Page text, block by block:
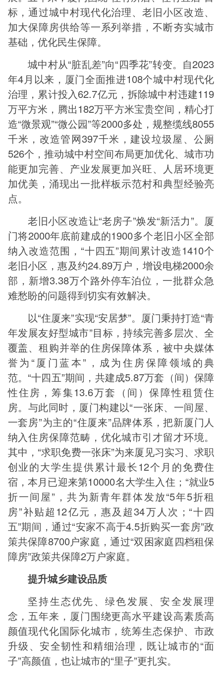
标，通过城中村现代化治理、老旧小区改造、
加大保障房供给等一系列举措，不断夯实城市
基础，优化民生保障。
城中村从“脏乱差”向“四季花”转变。自2023
年4月以来，厦门全面推进108个城中村现代化
治理，累计投入62.7亿元，拆除城中村违建119
万平方米，腾出182万平方米宝贵空间，精心打
造“微景观”“微公园”等2000多处，规整缆线8055
千米，改造管网397千米，建设垃圾屋、公厕
526个，推动城中村空间布局更加优化、城市功
能更加完善、产业发展更加兴旺、人居环境更
加优美，涌现出一批样板示范村和典型经验亮
点。
老旧小区改造让“老房子”焕发“新活力”。厦
门将2000年底前建成的1900多个老旧小区全部
纳入改造范围，“十四五”期间累计改造1410个
老旧小区，惠及约24.89万户，增设电梯2000余
部，新增3.38万个路外停车泊位，一批群众急
难愁盼的问题得到切实有效解决。
以“住厦来”实现“安居梦”。厦门秉持打造“青
年发展友好型城市”目标，持续完善多层次、全
覆盖、租购并举的住房保障体系，被中央媒体
誉为“厦门蓝本”，成为住房保障领域的典
范。“十四五”期间，共建成5.87万套（间）保障
性住房，筹集13.6万套（间）保障性租赁住
房。与此同时，厦门构建以“一张床、一间屋、
一套房”为主的“住厦来”品牌体系，把新厦门人
纳入住房保障范畴，优化城市引才留才环境。
其中，“求职免费一张床”为来厦见习实习、求职
创业的大学生提供累计最长12个月的免费住
宿，本月已迎来第10000名大学生入住；“就业5
折一间屋”，共为新青年群体发放“5年5折租
房”补贴超12亿元，惠及超34万人次；“十四
五”期间，通过“安家不高于4.5折购买一套房”政
策共保障8700户家庭，通过“双困家庭四档租保
障房”政策共保障2万户家庭。
提升城乡建设品质
坚持生态优先、绿色发展、安全发展理
念，五年来，厦门围绕更高水平建设高素质高
颜值现代化国际化城市，统筹生态保护、市政
升级、安全韧性和精细治理，既让城市的“面
子”高颜值，也让城市的“里子”更扎实。